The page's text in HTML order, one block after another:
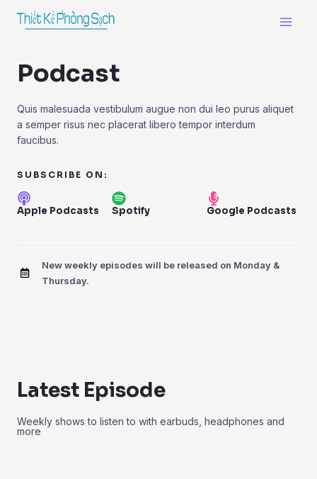
Podcast
Quis malesuada vestibulum augue non dui leo purus aliquet
a semper risus nec placerat libero tempor interdum
faucibus.
SUBSCRIBE ON:
Apple Podcasts Spotify Google Podcasts
New weekly episodes will be released on Monday &
Thursday.
Latest Episode
Weekly shows to listen to with earbuds, headphones and
more